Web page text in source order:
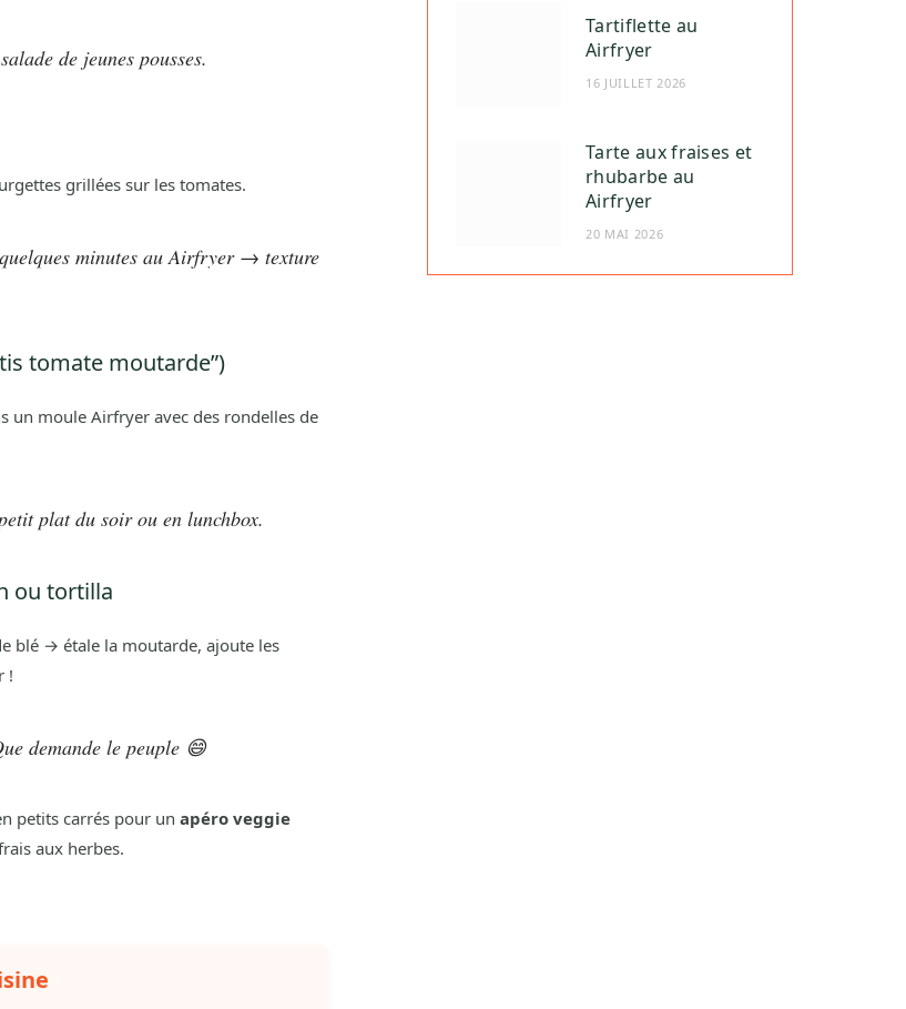
de jeunes pousses.
grillées sur les tomates.
minutes au Airfryer → texture
tomate moutarde”)
un moule Airfryer avec des rondelles de
plat du soir ou en lunchbox.
ou tortilla
blé → étale la moutarde, ajoute les
!
demande le peuple 😄
petits carrés pour un apéro veggie
aux herbes.
Tartiflette au
Airfryer
16 JUILLET 2026
Tarte aux fraises et
rhubarbe au
Airfryer
20 MAI 2026